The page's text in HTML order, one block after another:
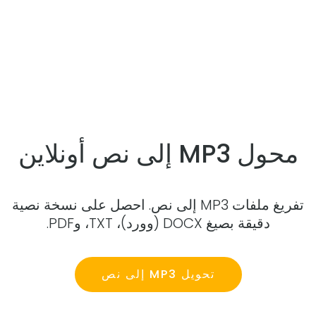
محول MP3 إلى نص أونلاين
تفريغ ملفات MP3 إلى نص. احصل على نسخة نصية
دقيقة بصيغ DOCX (وورد)، TXT، وPDF.
تحويل MP3 إلى نص